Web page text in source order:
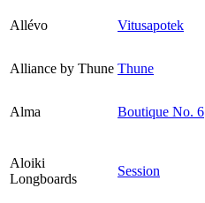
Allévo Vitusapotek
Alliance by Thune Thune
Alma Boutique No. 6
Aloiki
Longboards
Session